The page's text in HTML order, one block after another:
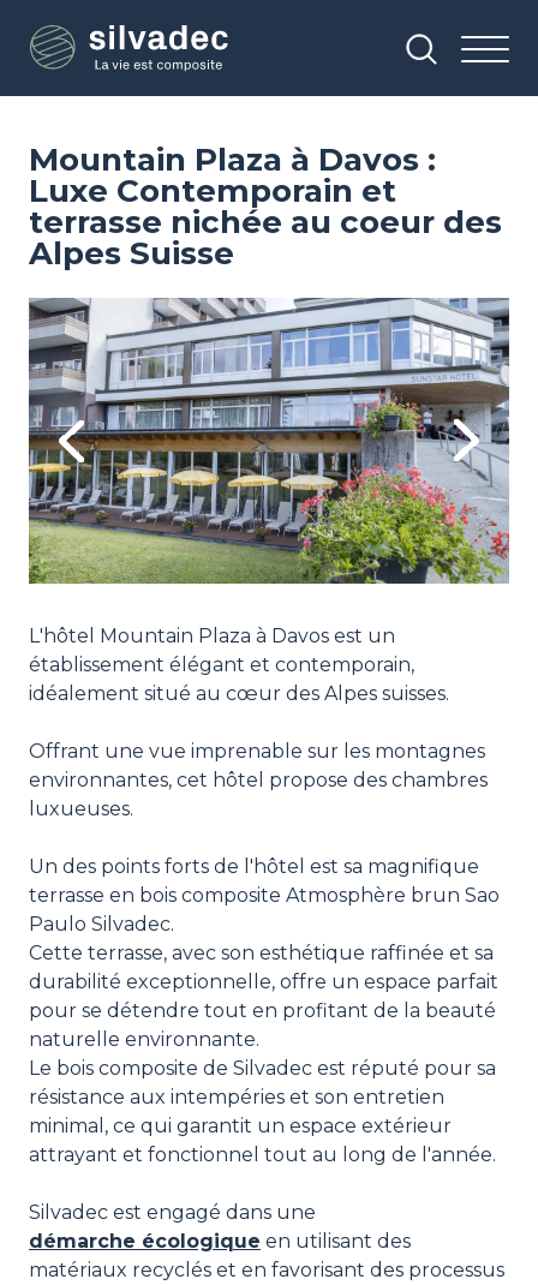
contenu
Mountain Plaza à Davos :
Luxe Contemporain et
terrasse nichée au coeur des
Alpes Suisse
Previous
Image
Next
L'hôtel Mountain Plaza à Davos est un
établissement élégant et contemporain,
idéalement situé au cœur des Alpes suisses.
Offrant une vue imprenable sur les montagnes
environnantes, cet hôtel propose des chambres
luxueuses.
Un des points forts de l'hôtel est sa magnifique
terrasse en bois composite Atmosphère brun Sao
Paulo Silvadec.
Cette terrasse, avec son esthétique raffinée et sa
durabilité exceptionnelle, offre un espace parfait
pour se détendre tout en profitant de la beauté
naturelle environnante.
Le bois composite de Silvadec est réputé pour sa
résistance aux intempéries et son entretien
minimal, ce qui garantit un espace extérieur
attrayant et fonctionnel tout au long de l'année.
Silvadec est engagé dans une
démarche écologique en utilisant des
matériaux recyclés et en favorisant des processus